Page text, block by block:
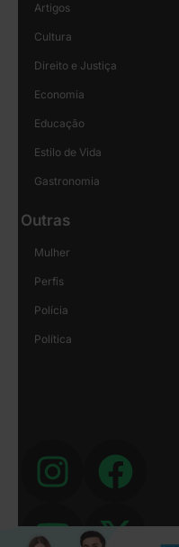
Artigos
Cultura
Direito e Justiça
Economia
Educação
Estilo de Vida
Gastronomia
Outras
Mulher
Perfis
Polícia
Política